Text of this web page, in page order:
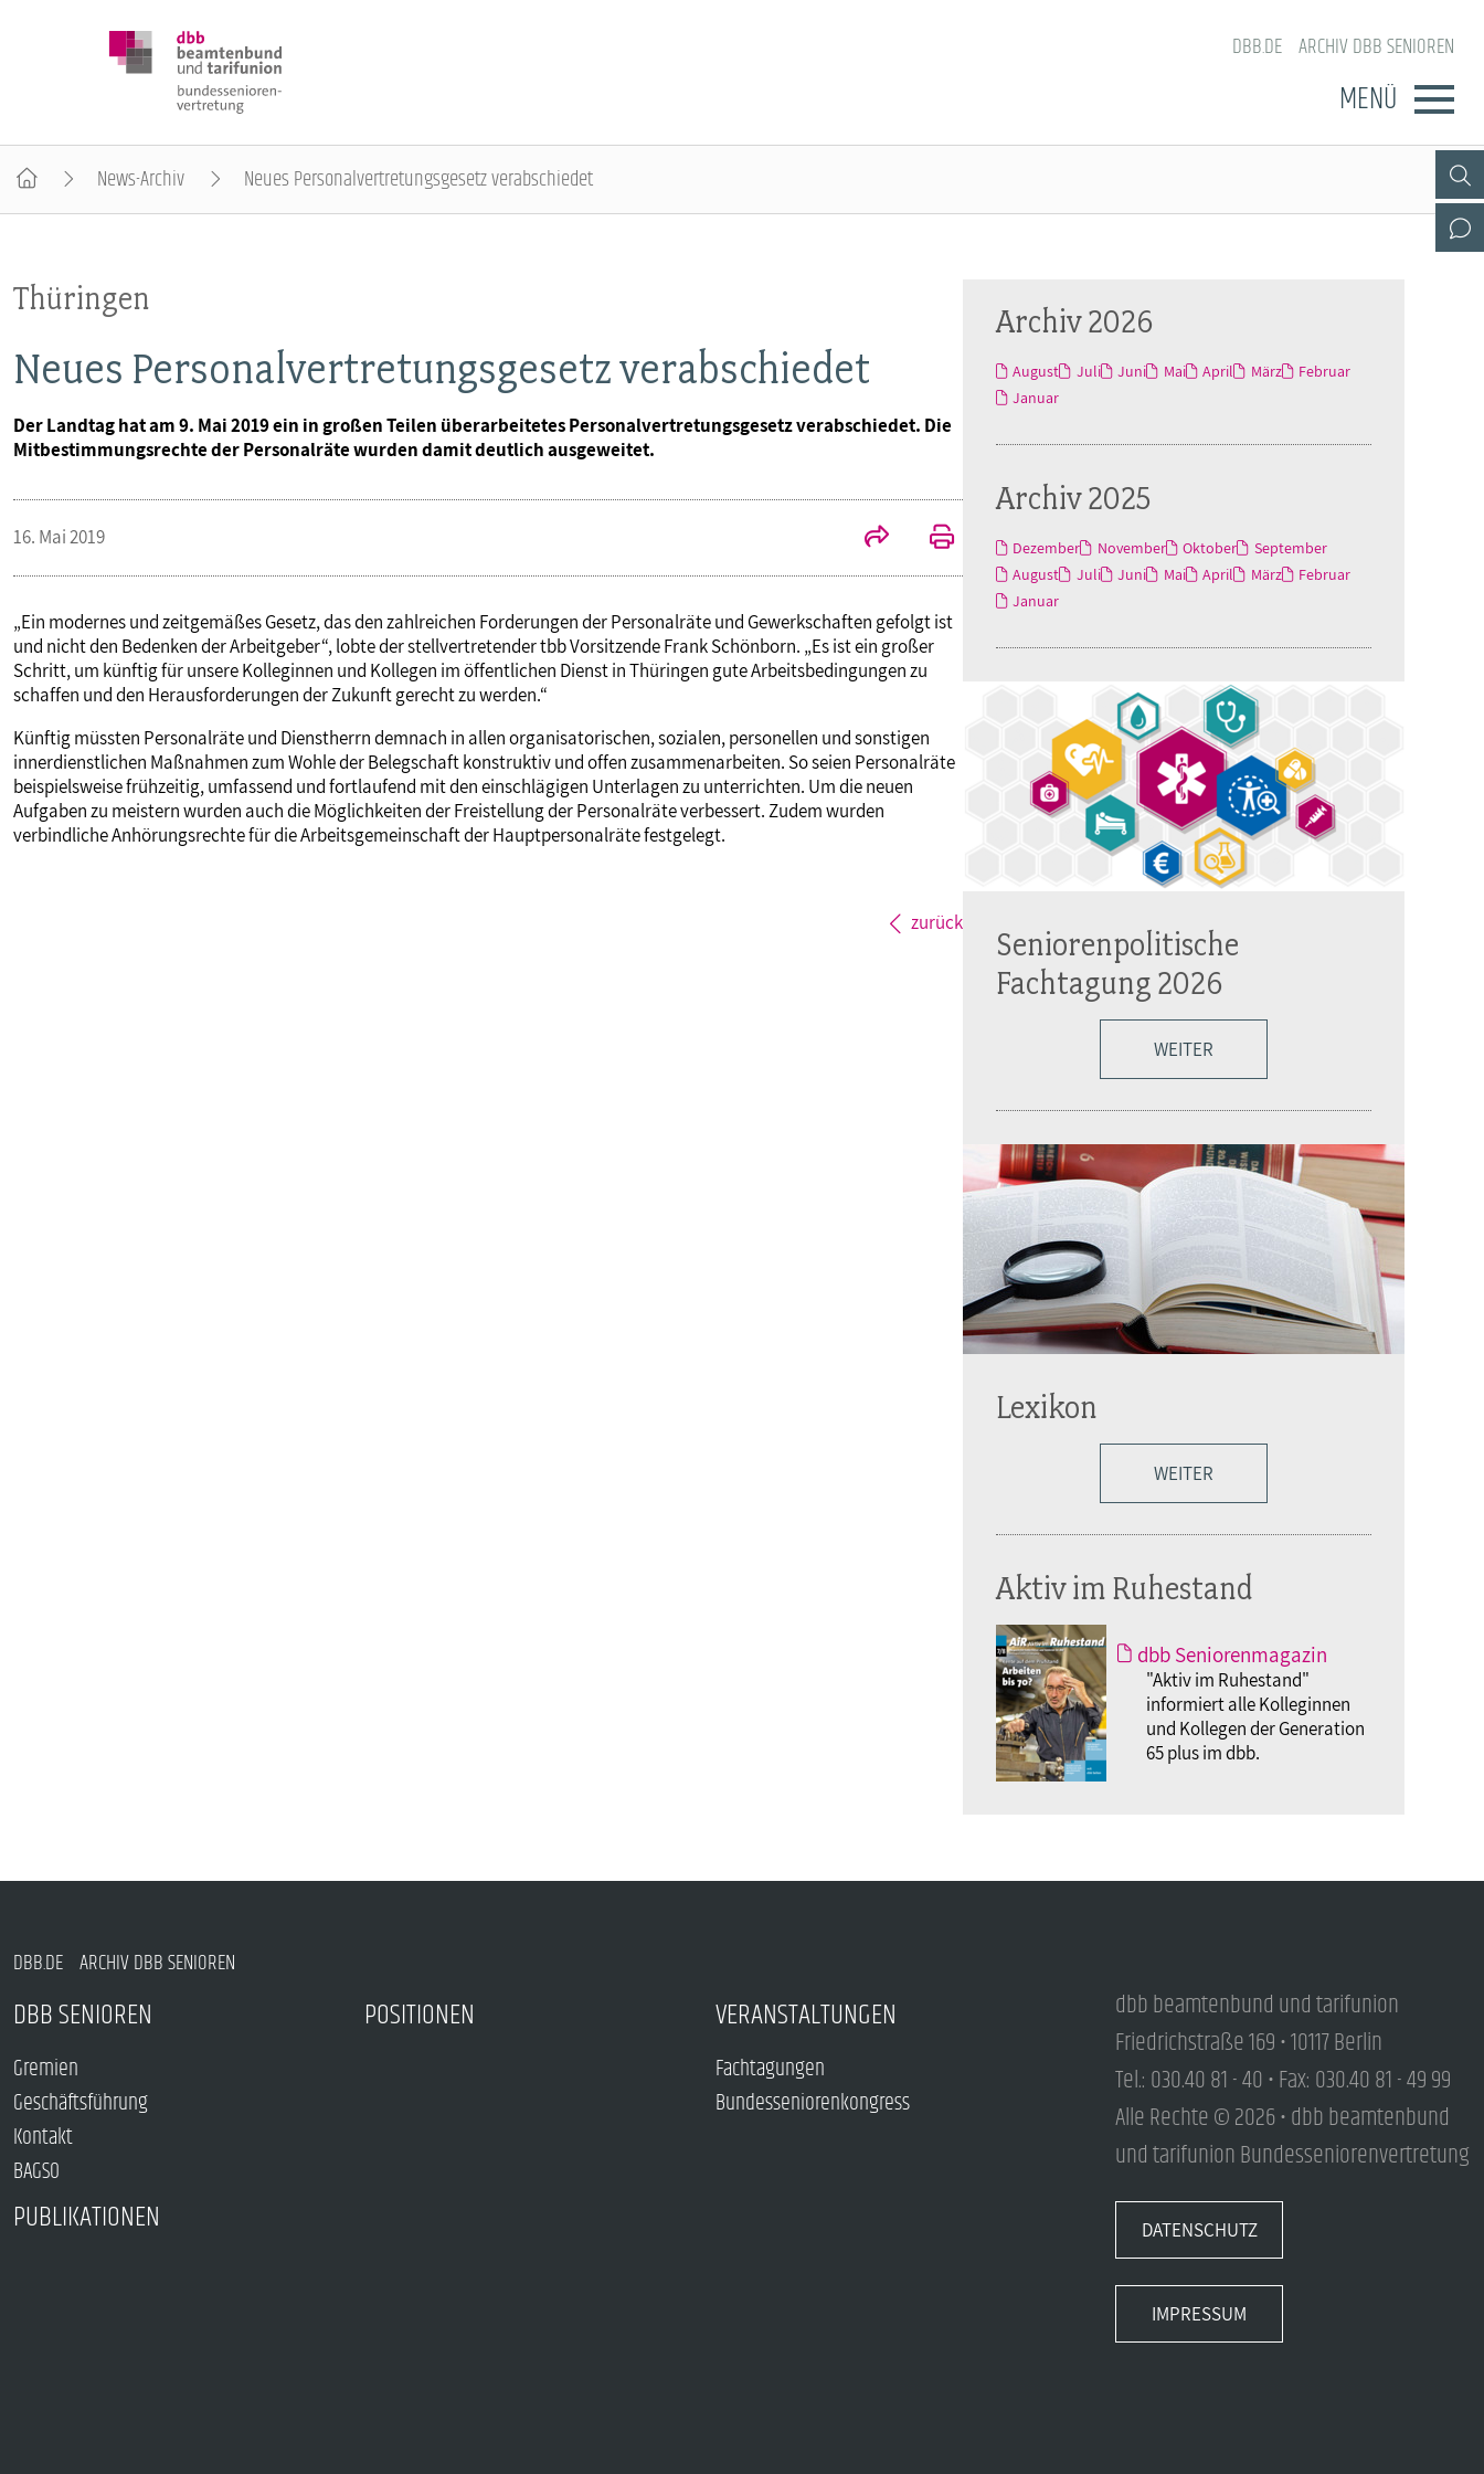
DBB.DE ARCHIV DBB SENIOREN
MENÜ
Geschäftsführung
Kontakt
POSITIONEN
VERANSTALTUNGEN
Bundesseniorenkongress
PUBLIKATIONEN
News-Archiv Neues Personalvertretungsgesetz verabschiedet
Thüringen
Neues Personalvertretungsgesetz verabschiedet
Der Landtag hat am 9. Mai 2019 ein in großen Teilen überarbeitetes Personalvertretungsgesetz verabschiedet. Die
Mitbestimmungsrechte der Personalräte wurden damit deutlich ausgeweitet.
16. Mai 2019
„Ein modernes und zeitgemäßes Gesetz, das den zahlreichen Forderungen der Personalräte und Gewerkschaften gefolgt ist
und nicht den Bedenken der Arbeitgeber“, lobte der stellvertretender tbb Vorsitzende Frank Schönborn. „Es ist ein großer
Schritt, um künftig für unsere Kolleginnen und Kollegen im öffentlichen Dienst in Thüringen gute Arbeitsbedingungen zu
schaffen und den Herausforderungen der Zukunft gerecht zu werden.“
Künftig müssten Personalräte und Dienstherrn demnach in allen organisatorischen, sozialen, personellen und sonstigen
innerdienstlichen Maßnahmen zum Wohle der Belegschaft konstruktiv und offen zusammenarbeiten. So seien Personalräte
beispielsweise frühzeitig, umfassend und fortlaufend mit den einschlägigen Unterlagen zu unterrichten. Um die neuen
Aufgaben zu meistern wurden auch die Möglichkeiten der Freistellung der Personalräte verbessert. Zudem wurden
verbindliche Anhörungsrechte für die Arbeitsgemeinschaft der Hauptpersonalräte festgelegt.
zurück
Archiv 2026
August Juli Juni Mai April März
Februar
Januar
Archiv 2025
Dezember November Oktober
September
August
Juli Juni Mai April März
Februar
Januar
Seniorenpolitische
Fachtagung 2026
WEITER
Lexikon
WEITER
Aktiv im Ruhestand
dbb Seniorenmagazin
"Aktiv im Ruhestand"
informiert alle Kolleginnen
und Kollegen der Generation
65 plus im dbb.
DBB.DE ARCHIV DBB SENIOREN
DBB SENIOREN
Gremien
Geschäftsführung
Kontakt
BAGSO
POSITIONEN VERANSTALTUNGEN
Fachtagungen
Bundesseniorenkongress
PUBLIKATIONEN
dbb beamtenbund und tarifunion
Friedrichstraße 169 • 10117 Berlin
Tel.: 030.40 81 - 40 • Fax: 030.40 81 - 49 99
Alle Rechte © 2026 • dbb beamtenbund
und tarifunion Bundesseniorenvertretung
DATENSCHUTZ
IMPRESSUM